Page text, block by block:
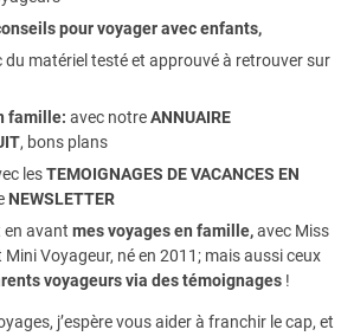
pour voyager avec enfants,
du matériel testé et approuvé à retrouver sur
famille: avec notreANNUAIRE
, bons plans
lesTEMOIGNAGES DE VACANCES EN
NEWSLETTER
en avant mes voyages en famille,avec Miss
Voyageur, né en 2011; mais aussi ceux
voyageurs via des témoignages !
j’espère vous aider à franchir le cap, et